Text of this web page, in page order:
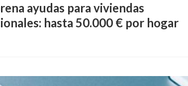
ayudas para viviendas
hasta 50.000 € por hogar